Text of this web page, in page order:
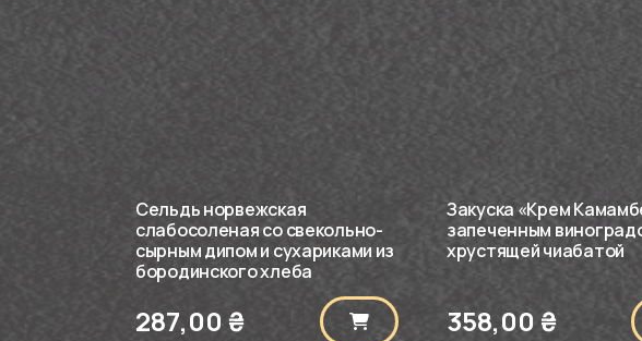
Сельдь норвежская
слабосоленая со свекольно-
сырным дипом и сухариками из
бородинского хлеба
287,00 ₴
Закуска «Крем
запеченным
хрустящей чиабатой
358,00 ₴